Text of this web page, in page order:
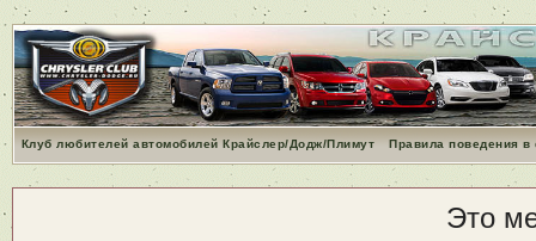
Клуб любителей автомобилей Крайслер/Додж/Плимут Правила поведения
Это